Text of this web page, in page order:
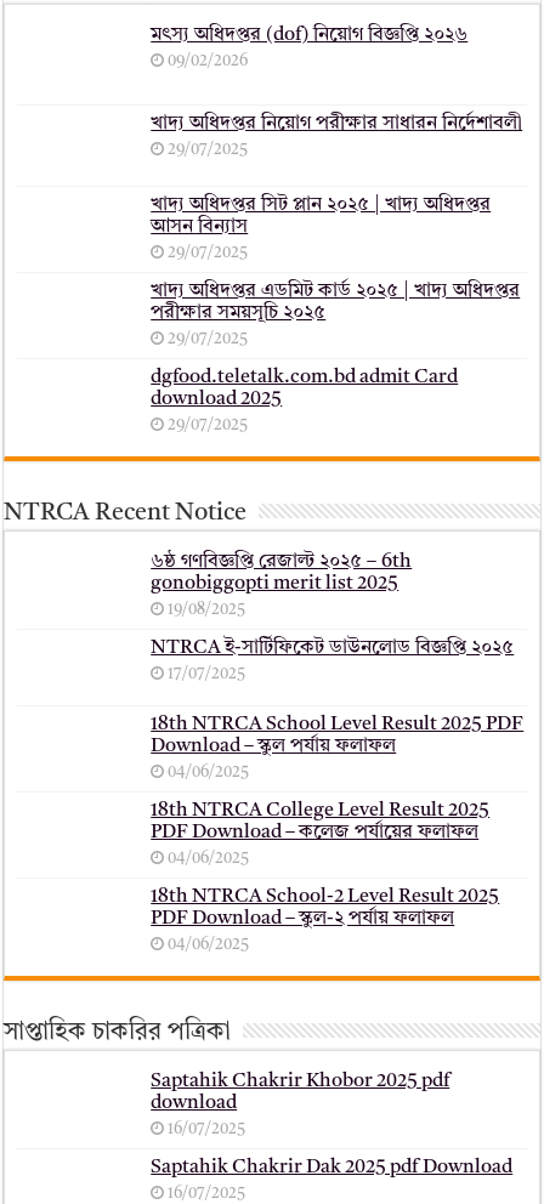
মৎস্য অধিদপ্তর (dof) নিয়োগ বিজ্ঞপ্তি ২০২৬
09/02/2026
খাদ্য অধিদপ্তর নিয়োগ পরীক্ষার সাধারন নির্দেশাবলী
29/07/2025
খাদ্য অধিদপ্তর সিট প্লান ২০২৫ | খাদ্য অধিদপ্তর
আসন বিন্যাস
29/07/2025
খাদ্য অধিদপ্তর এডমিট কার্ড ২০২৫ | খাদ্য অধিদপ্তর
পরীক্ষার সময়সূচি ২০২৫
29/07/2025
dgfood.teletalk.com.bd admit Card
download 2025
29/07/2025
NTRCA Recent Notice
৬ষ্ঠ গণবিজ্ঞপ্তি রেজাল্ট ২০২৫ – 6th
gonobiggopti merit list 2025
19/08/2025
NTRCA ই-সার্টিফিকেট ডাউনলোড বিজ্ঞপ্তি ২০২৫
17/07/2025
18th NTRCA School Level Result 2025 PDF
Download – স্কুল পর্যায় ফলাফল
04/06/2025
18th NTRCA College Level Result 2025
PDF Download – কলেজ পর্যায়ের ফলাফল
04/06/2025
18th NTRCA School-2 Level Result 2025
PDF Download – স্কুল-২ পর্যায় ফলাফল
04/06/2025
সাপ্তাহিক চাকরির পত্রিকা
Saptahik Chakrir Khobor 2025 pdf
download
16/07/2025
Saptahik Chakrir Dak 2025 pdf Download
16/07/2025